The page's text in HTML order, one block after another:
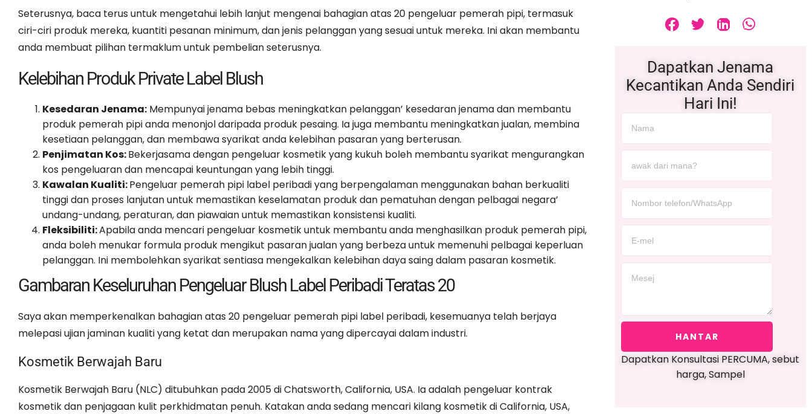
Seterusnya, baca terus untuk mengetahui lebih lanjut mengenai bahagian atas 20 pengeluar pemerah pipi, termasuk
ciri-ciri produk mereka, kuantiti pesanan minimum, dan jenis pelanggan yang sesuai untuk mereka. Ini akan membantu
anda membuat pilihan termaklum untuk pembelian seterusnya.
Kelebihan Produk Private Label Blush
Kesedaran Jenama: Mempunyai jenama bebas meningkatkan pelanggan’ kesedaran jenama dan membantu
produk pemerah pipi anda menonjol daripada produk pesaing. Ia juga membantu meningkatkan jualan, membina
kesetiaan pelanggan, dan membawa syarikat anda kelebihan pasaran yang berterusan.
Penjimatan Kos:Bekerjasama dengan pengeluar kosmetik yang kukuh boleh membantu syarikat mengurangkan
kos pengeluaran dan mencapai keuntungan yang lebih tinggi.
Kawalan Kualiti:Pengeluar pemerah pipi label peribadi yang berpengalaman menggunakan bahan berkualiti
tinggi dan proses lanjutan untuk memastikan keselamatan produk dan pematuhan dengan pelbagai negara’
undang-undang, peraturan, dan piawaian untuk memastikan konsistensi kualiti.
Fleksibiliti:Apabila anda mencari pengeluar kosmetik untuk membantu anda menghasilkan produk pemerah pipi,
anda boleh menukar formula produk mengikut pasaran jualan yang berbeza untuk memenuhi pelbagai keperluan
pelanggan. Ini membolehkan syarikat sentiasa mengekalkan kelebihan daya saing dalam pasaran kosmetik.
Gambaran Keseluruhan Pengeluar Blush Label Peribadi Teratas 20
Saya akan memperkenalkan bahagian atas 20 pengeluar pemerah pipi label peribadi, kesemuanya telah berjaya
melepasi ujian jaminan kualiti yang ketat dan merupakan nama yang dipercayai dalam industri.
Kosmetik Berwajah Baru
Kosmetik Berwajah Baru (NLC) ditubuhkan pada 2005 di Chatsworth, California, USA. Ia adalah pengeluar kontrak
kosmetik dan penjagaan kulit perkhidmatan penuh. Katakan anda sedang mencari kilang kosmetik di California, USA,
Dapatkan Jenama
Kecantikan Anda Sendiri
Hari Ini!
HANTAR
Dapatkan Konsultasi PERCUMA, sebut
harga, Sampel